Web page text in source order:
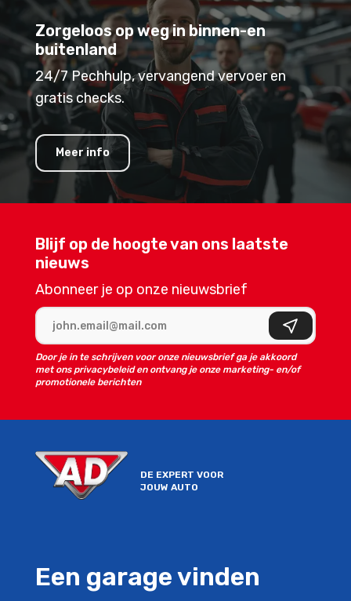
DE EXPERT VOOR
JOUW AUTO
Een garage vinden
Blijf op de hoogte van ons laatste
nieuws
Abonneer je op onze nieuwsbrief
Aanmelden
Door je in te schrijven voor onze nieuwsbrief ga je akkoord
met ons privacybeleid en ontvang je onze marketing- en/of
promotionele berichten
Zorgeloos op weg in binnen-en
buitenland
24/7 Pechhulp, vervangend vervoer en
gratis checks.
Meer info